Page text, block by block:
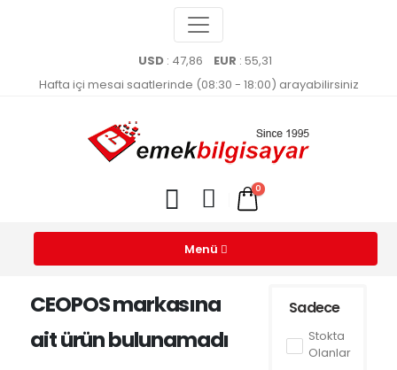
USD : 47,86 EUR : 55,31
Hafta içi mesai saatlerinde (08:30 - 18:00) arayabilirsiniz
0
Menü
Sadece
Stokta
Olanlar
CEOPOS markasına
ait ürün bulunamadı